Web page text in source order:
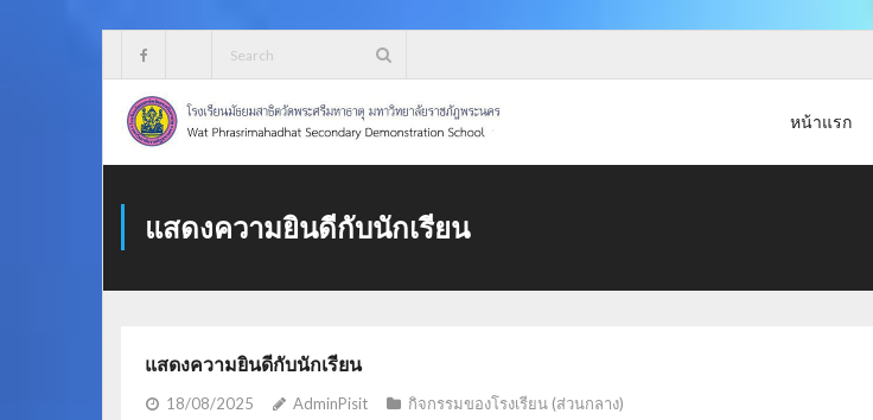
content
หน้าแรก
แสดงความยินดีกับนักเรียน
แสดงความยินดีกับนักเรียน
18/08/2025 AdminPisit กิจกรรมของโรงเรียน (ส่วนกลาง)